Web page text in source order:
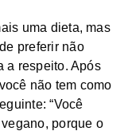
uma dieta, mas
preferir não
a respeito. Após
não tem como
“Você
porque o